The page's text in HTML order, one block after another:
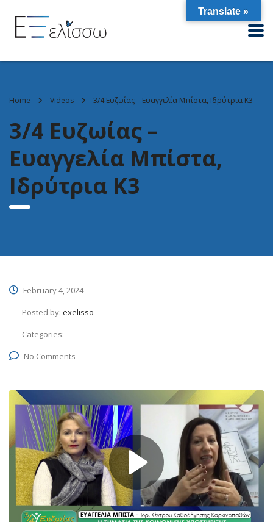
Home Videos 3/4 Ευζωίας – Ευαγγελία Μπίστα, Ιδρύτρια Κ3
3/4 Ευζωίας –
Ευαγγελία Μπίστα,
Ιδρύτρια Κ3
February 4, 2024
Posted by: exelisso
Categories:
No Comments
Translate »